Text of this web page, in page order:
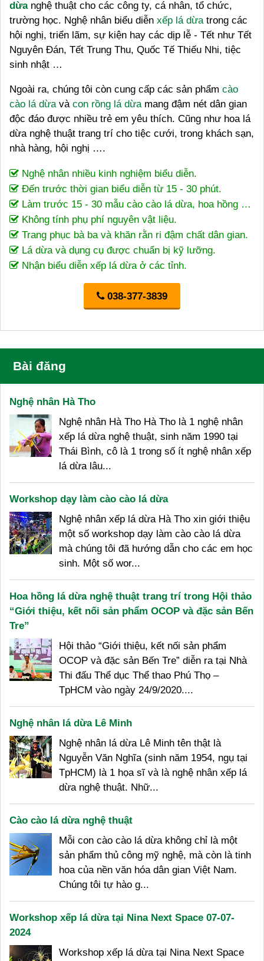
dừanghệ thuật cho các công ty, cá nhân, tổ chức,
trường học. Nghệ nhân biểu diễn xếp lá dừatrong các
hội nghị, triển lãm, sự kiện hay các dịp lễ - Tết như Tết
Nguyên Đán, Tết Trung Thu, Quốc Tế Thiếu Nhi, tiệc
sinh nhật …
Ngoài ra, chúng tôi còn cung cấp các sản phẩm cào
cào lá dừavà con rồng lá dừamang đậm nét dân gian
độc đáo được nhiều trẻ em yêu thích. Cũng như hoa lá
dừa nghệ thuật trang trí cho tiệc cưới, trong khách sạn,
nhà hàng, hội nghị ….
Nghệ nhân nhiều kinh nghiệm biểu diễn.
Đến trước thời gian biểu diễn từ 15 - 30 phút.
Làm trước 15 - 30 mẫu cào cào lá dừa, hoa hồng …
Không tính phụ phí nguyên vật liệu.
Trang phục bà ba và khăn rằn ri đậm chất dân gian.
Lá dừa và dụng cụ được chuẩn bị kỹ lưỡng.
Nhận biểu diễn xếp lá dừa ở các tỉnh.
038-377-3839
Bài đăng
Nghệ nhân Hà Tho
Nghệ nhân Hà Tho Hà Tho là 1 nghệ nhân
xếp lá dừa nghệ thuật, sinh năm 1990 tại
Thái Bình, cô là 1 trong số ít nghệ nhân xếp
lá dừa lâu...
Workshop dạy làm cào cào lá dừa
Nghệ nhân xếp lá dừa Hà Tho xin giới thiệu
một số workshop dạy làm cào cào lá dừa
mà chúng tôi đã hướng dẫn cho các em học
sinh. Một số wor...
Hoa hồng lá dừa nghệ thuật trang trí trong Hội thảo
“Giới thiệu, kết nối sản phẩm OCOP và đặc sản Bến
Tre”
Hội thảo “Giới thiệu, kết nối sản phẩm
OCOP và đặc sản Bến Tre” diễn ra tại Nhà
Thi đấu Thể dục Thể thao Phú Thọ –
TpHCM vào ngày 24/9/2020....
Nghệ nhân lá dừa Lê Minh
Nghệ nhân lá dừa Lê Minh tên thật là
Nguyễn Văn Nghĩa (sinh năm 1954, ngụ tại
TpHCM) là 1 họa sĩ và là nghệ nhân xếp lá
dừa nghệ thuật. Nhữ...
Cào cào lá dừa nghệ thuật
Mỗi con cào cào lá dừa không chỉ là một
sản phẩm thủ công mỹ nghệ, mà còn là tinh
hoa của nền văn hóa dân gian Việt Nam.
Chúng tôi tự hào g...
Workshop xếp lá dừa tại Nina Next Space 07-07-
2024
Workshop xếp lá dừa tại Nina Next Space